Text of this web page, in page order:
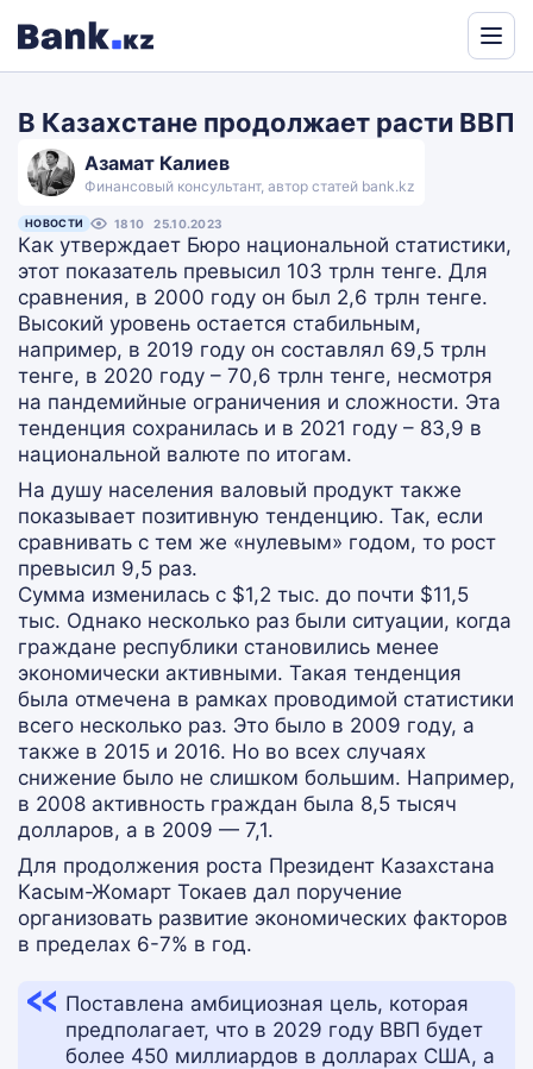
Translate
В Казахстане продолжает расти ВВП
Азамат Калиев
Финансовый консультант, автор статей bank.kz
НОВОСТИ 1810 25.10.2023
Как утверждает Бюро национальной статистики,
этот показатель превысил 103 трлн тенге. Для
сравнения, в 2000 году он был 2,6 трлн тенге.
Высокий уровень остается стабильным,
например, в 2019 году он составлял 69,5 трлн
тенге, в 2020 году – 70,6 трлн тенге, несмотря
на пандемийные ограничения и сложности. Эта
тенденция сохранилась и в 2021 году – 83,9 в
национальной валюте по итогам.
На душу населения валовый продукт также
показывает позитивную тенденцию. Так, если
сравнивать с тем же «нулевым» годом, то рост
превысил 9,5 раз.
Сумма изменилась с $1,2 тыс. до почти $11,5
тыс. Однако несколько раз были ситуации, когда
граждане республики становились менее
экономически активными. Такая тенденция
была отмечена в рамках проводимой статистики
всего несколько раз. Это было в 2009 году, а
также в 2015 и 2016. Но во всех случаях
снижение было не слишком большим. Например,
в 2008 активность граждан была 8,5 тысяч
долларов, а в 2009 — 7,1.
Для продолжения роста Президент Казахстана
Касым-Жомарт Токаев дал поручение
организовать развитие экономических факторов
в пределах 6-7% в год.
Поставлена амбициозная цель, которая
предполагает, что в 2029 году ВВП будет
более 450 миллиардов в долларах США, а